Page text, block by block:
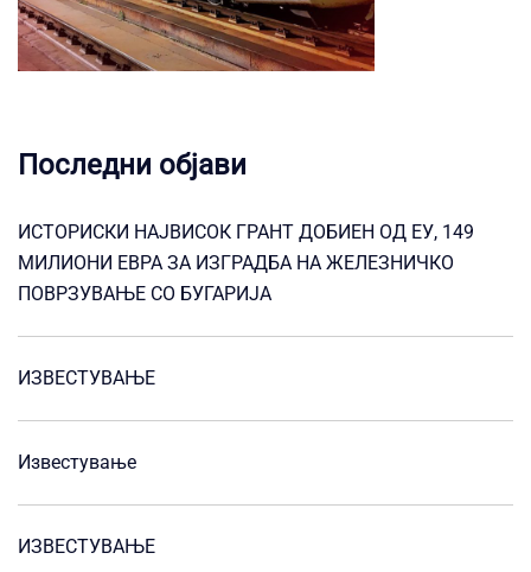
Последни објави
ИСТОРИСКИ НАЈВИСОК ГРАНТ ДОБИЕН ОД ЕУ, 149
МИЛИОНИ ЕВРА ЗА ИЗГРАДБА НА ЖЕЛЕЗНИЧКО
ПОВРЗУВАЊЕ СО БУГАРИЈА
ИЗВЕСТУВАЊЕ
Известување
ИЗВЕСТУВАЊЕ